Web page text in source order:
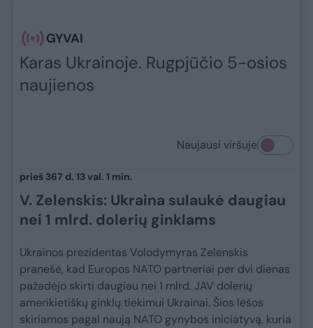
GYVAI
Karas Ukrainoje. Rugpjūčio 5-osios
naujienos
Naujausi viršuje
prieš 367 d. 13 val. 1 min.
V. Zelenskis: Ukraina sulaukė daugiau
nei 1 mlrd. dolerių ginklams
Ukrainos prezidentas Volodymyras Zelenskis
pranešė, kad Europos NATO partneriai per dvi dienas
pažadėjo skirti daugiau nei 1 mlrd. JAV dolerių
amerikietiškų ginklų tiekimui Ukrainai. Šios lėšos
skiriamos pagal naują NATO gynybos iniciatyvą, kuria